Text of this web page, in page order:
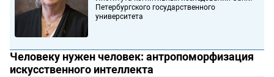
Петербургского государственного
университета
Человеку нужен человек: антропоморфизация
искусственного интеллекта